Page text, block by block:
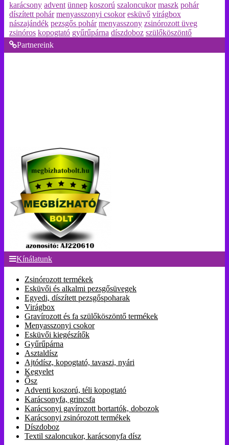
karácsony advent ünnep koszorú szaloncukor maszk pohár
díszített pohár menyasszonyi csokor esküvő virágbox
nászajándék pezsgős pohár menyasszony zsinórozott üveg
zsinóros kopogtató gyűrűpárna díszdoboz szülőköszöntő
Partnereink
Kínálatunk
Zsinórozott termékek
Esküvői és alkalmi pezsgősüvegek
Egyedi, díszített pezsgőspoharak
Virágbox
Gravírozott és fa szülőköszöntő termékek
Menyasszonyi csokor
Esküvői kiegészítők
Gyűrűpárna
Asztaldísz
Ajtódísz, kopogtató, tavaszi, nyári
Kegyelet
Ősz
Adventi koszorú, téli kopogtató
Karácsonyfa, grincsfa
Karácsonyi gavírozott bortartók, dobozok
Karácsonyi zsinórozott termékek
Díszdoboz
Textil szaloncukor, karácsonyfa dísz